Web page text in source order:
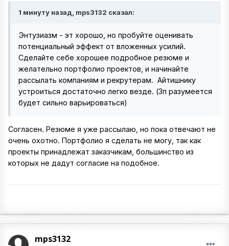
1 минуту назад, mps3132 сказал:
Энтузиазм - эт хорошо, но пробуйте оценивать
потенциальный эффект от вложенных усилий.
Сделайте себе хорошее подробное резюме и
желательно портфолио проектов, и начинайте
рассылать компаниям и рекрутерам. Айтишнику
устроиться достаточно легко везде. (Зп разумеется
будет сильно варьироваться)
Согласен. Резюме я уже рассылаю, но пока отвечают не
очень охотно. Портфолио я сделать не могу, так как
проекты принадлежат заказчикам, большинство из
которых не дадут согласие на подобное.
mps3132